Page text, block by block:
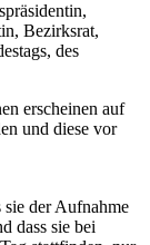
Bezirksrat,
des
erscheinen auf
und diese vor
sie der Aufnahme
dass sie bei